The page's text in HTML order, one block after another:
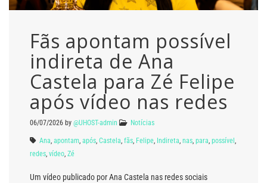
Fãs apontam possível
indireta de Ana
Castela para Zé Felipe
após vídeo nas redes
06/07/2026 by @UHOST-admin Notícias
Ana, apontam, após, Castela, fãs, Felipe, Indireta, nas, para, possível ,
redes, vídeo, Zé
Um vídeo publicado por Ana Castela nas redes sociais